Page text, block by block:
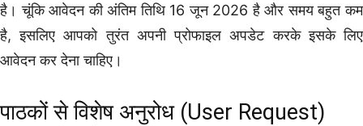
है। चूंकि आवेदन की अंतिम तिथि 16 जून 2026 है और समय बहुत कम
है, इसलिए आपको तुरंत अपनी प्रोफाइल अपडेट करके इसके लिए
आवेदन कर देना चाहिए।
पाठकों से विशेष अनुरोध (User Request)